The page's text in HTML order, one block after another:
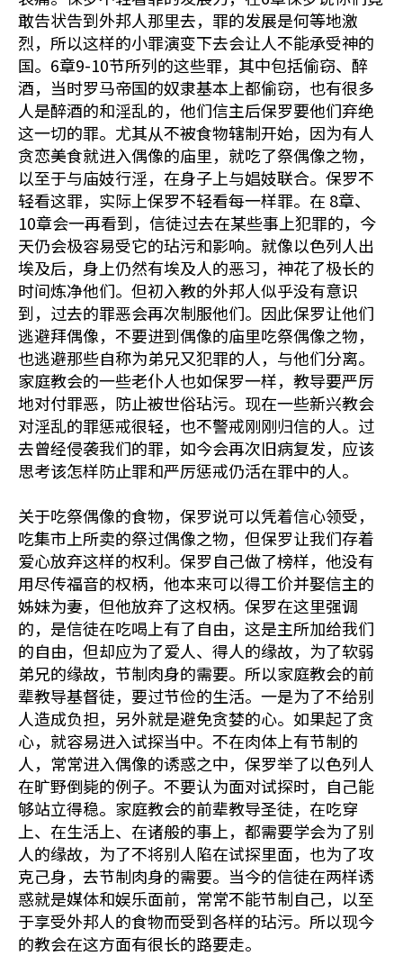
敢告状告到外邦人那里去，罪的发展是何等地激
烈，所以这样的小罪演变下去会让人不能承受神的
国。6章9-10节所列的这些罪，其中包括偷窃、醉
酒，当时罗马帝国的奴隶基本上都偷窃，也有很多
人是醉酒的和淫乱的，他们信主后保罗要他们弃绝
这一切的罪。尤其从不被食物辖制开始，因为有人
贪恋美食就进入偶像的庙里，就吃了祭偶像之物，
以至于与庙妓行淫，在身子上与娼妓联合。保罗不
轻看这罪，实际上保罗不轻看每一样罪。在 8章、
10章会一再看到，信徒过去在某些事上犯罪的，今
天仍会极容易受它的玷污和影响。就像以色列人出
埃及后，身上仍然有埃及人的恶习，神花了极长的
时间炼净他们。但初入教的外邦人似乎没有意识
到，过去的罪恶会再次制服他们。因此保罗让他们
逃避拜偶像，不要进到偶像的庙里吃祭偶像之物，
也逃避那些自称为弟兄又犯罪的人，与他们分离。
家庭教会的一些老仆人也如保罗一样，教导要严厉
地对付罪恶，防止被世俗玷污。现在一些新兴教会
对淫乱的罪惩戒很轻，也不警戒刚刚归信的人。过
去曾经侵袭我们的罪，如今会再次旧病复发，应该
思考该怎样防止罪和严厉惩戒仍活在罪中的人。
关于吃祭偶像的食物，保罗说可以凭着信心领受，
吃集市上所卖的祭过偶像之物，但保罗让我们存着
爱心放弃这样的权利。保罗自己做了榜样，他没有
用尽传福音的权柄，他本来可以得工价并娶信主的
姊妹为妻，但他放弃了这权柄。保罗在这里强调
的，是信徒在吃喝上有了自由，这是主所加给我们
的自由，但却应为了爱人、得人的缘故，为了软弱
弟兄的缘故，节制肉身的需要。所以家庭教会的前
辈教导基督徒，要过节俭的生活。一是为了不给别
人造成负担，另外就是避免贪婪的心。如果起了贪
心，就容易进入试探当中。不在肉体上有节制的
人，常常进入偶像的诱惑之中，保罗举了以色列人
在旷野倒毙的例子。不要认为面对试探时，自己能
够站立得稳。家庭教会的前辈教导圣徒，在吃穿
上、在生活上、在诸般的事上，都需要学会为了别
人的缘故，为了不将别人陷在试探里面，也为了攻
克己身，去节制肉身的需要。当今的信徒在两样诱
惑就是媒体和娱乐面前，常常不能节制自己，以至
于享受外邦人的食物而受到各样的玷污。所以现今
的教会在这方面有很长的路要走。